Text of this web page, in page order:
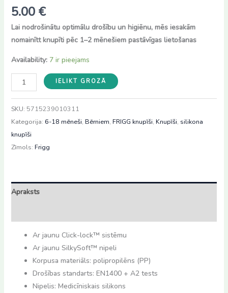
5.00 €
Lai nodrošinātu optimālu drošību un higiēnu, mēs iesakām
nomainītt knupīti pēc 1–2 mēnešiem pastāvīgas lietošanas
Availability: 7 ir pieejams
Frigg
Daisy
Silicone
French
gray
(6-
IELIKT GROZĀ
SKU: 5715239010311
Kategorija: 6-18 mēneši, Bērniem, FRIGG knupīši, Knupīši, silikona
knupīši
Zīmols: Frigg
Apraksts
Ar jaunu Click-lock™ sistēmu
Ar jaunu SilkySoft™ nipeli
Korpusa materiāls: polipropilēns (PP)
Drošības standarts: EN1400 + A2 tests
Nipelis: Medicīniskais silikons